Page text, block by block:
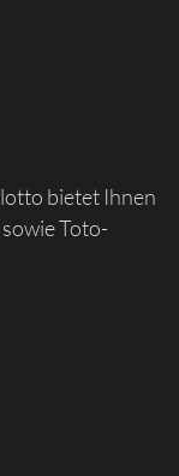
bietet Ihnen
Toto-